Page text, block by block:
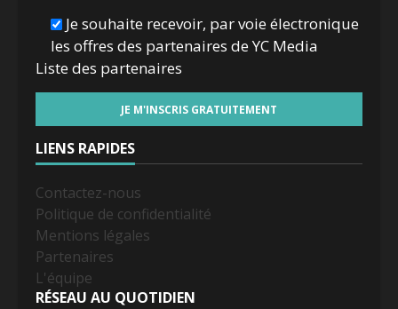
Je souhaite recevoir, par voie électronique
les offres des partenaires de YC Media
Liste des partenaires
LIENS RAPIDES
Contactez-nous
Politique de confidentialité
Mentions légales
Partenaires
L'équipe
RÉSEAU AU QUOTIDIEN